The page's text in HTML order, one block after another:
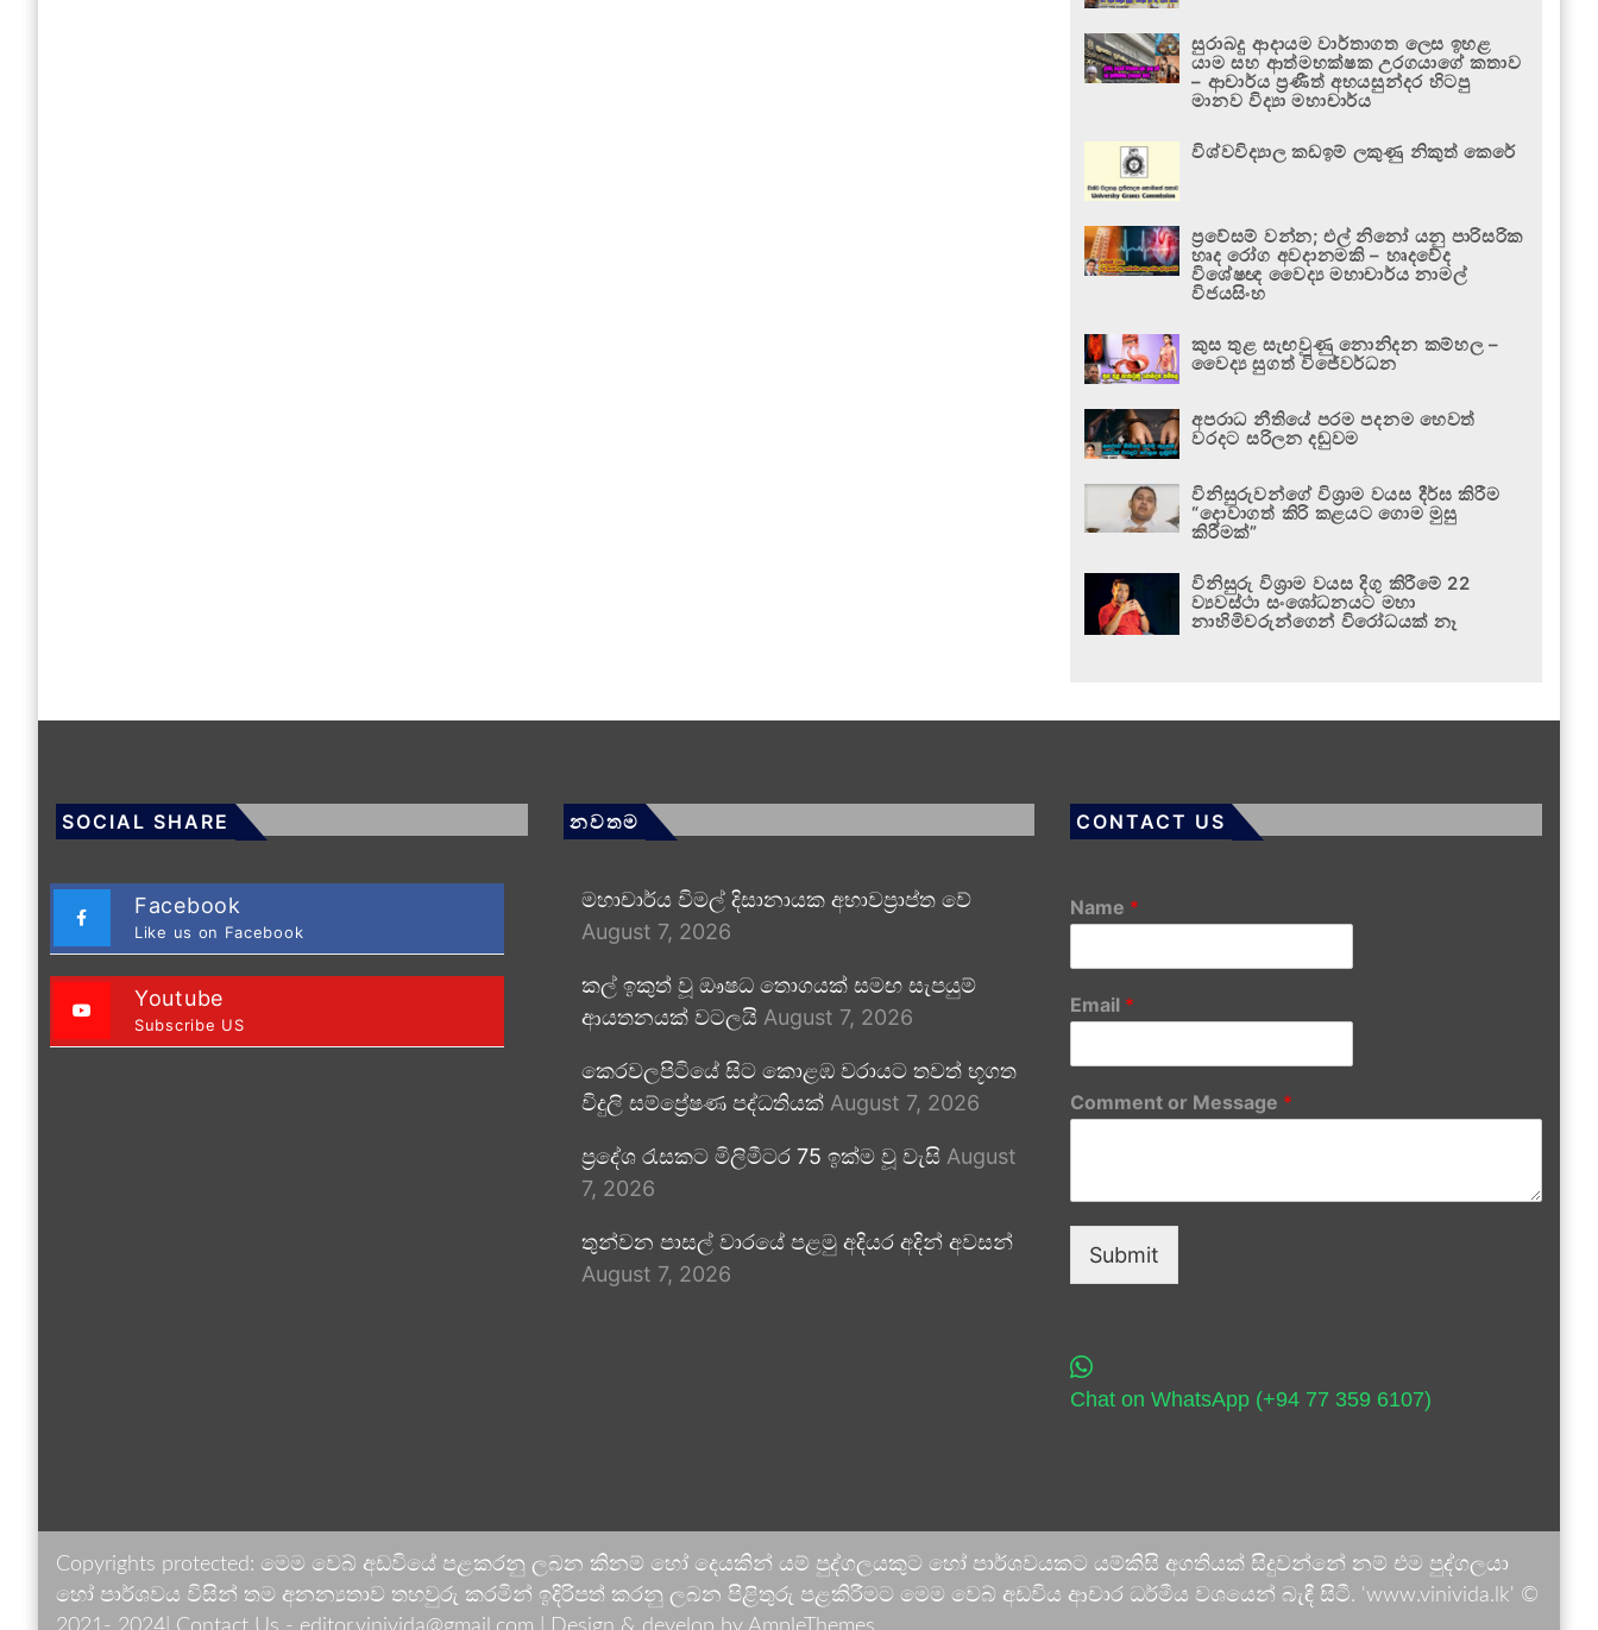
සුරාබදු ආදායම වාර්තාගත ලෙස ඉහළ
යාම සහ ආත්මභක්ෂක උරගයාගේ කතාව
– ආචාර්ය ප්‍රණීත් අභයසුන්දර හිටපු
මානව විද්‍යා මහාචාර්ය
විශ්වවිද්‍යාල කඩඉම් ලකුණු නිකුත් කෙරේ
ප්‍රවේසම් වන්න; එල් නිනෝ යනු පාරිසරික
හෘද රෝග අවදානමකි – හෘදවේද
විශේෂඥ වෛද්‍ය මහාචාර්ය නාමල්
විජයසිංහ
කුස තුළ සැඟවුණු නොනිදන කම්හල –
වෛද්‍ය සුගත් විජේවර්ධන
අපරාධ නීතියේ පරම පදනම හෙවත්
වරදට සරිලන දඬුවම
විනිසුරුවන්ගේ විශ්‍රාම වයස දීර්ඝ කිරීම
“දොවාගත් කිරි කළයට ගොම මුසු
කිරීමක්”
විනිසුරු විශ්‍රාම වයස දිගු කිරීමේ 22
ව්‍යවස්ථා සංශෝධනයට මහා
නාහිමිවරුන්ගෙන් විරෝධයක් නෑ
SOCIAL SHARE
Facebook
Like us on Facebook
Youtube
Subscribe US
නවතම
මහාචාර්ය විමල් දිසානායක අභාවප්‍රාප්ත වේ
August 7, 2026
කල් ඉකුත් වූ ඖෂධ තොගයක් සමඟ සැපයුම්
ආයතනයක් වටලයි August 7, 2026
කෙරවලපිටියේ සිට කොළඹ වරායට තවත් භූගත
විදුලි සම්ප්‍රේෂණ පද්ධතියක් August 7, 2026
ප්‍රදේශ රැසකට මිලිමීටර 75 ඉක්ම වූ වැසි August
7, 2026
තුන්වන පාසල් වාරයේ පළමු අදියර අදින් අවසන්
August 7, 2026
CONTACT US
Name *
Email *
Comment or Message *
Submit
Chat on WhatsApp (+94 77 359 6107)
Copyrights protected: මෙම වෙබ් අඩවියේ පළකරනු ලබන කිනම් හෝ දෙයකින් යම් පුද්ගලයකුට හෝ පාර්ශවයකට යම්කිසි අගතියක් සිදුවන්නේ නම් එම පුද්ගලයා
හෝ පාර්ශවය විසින් තම අනන්‍යතාව තහවුරු කරමින් ඉදිරිපත් කරනු ලබන පිළිතුරු පළකිරීමට මෙම වෙබ් අඩවිය ආචාර ධර්මීය වශයෙන් බැඳී සිටී. 'www.vinivida.lk' ©